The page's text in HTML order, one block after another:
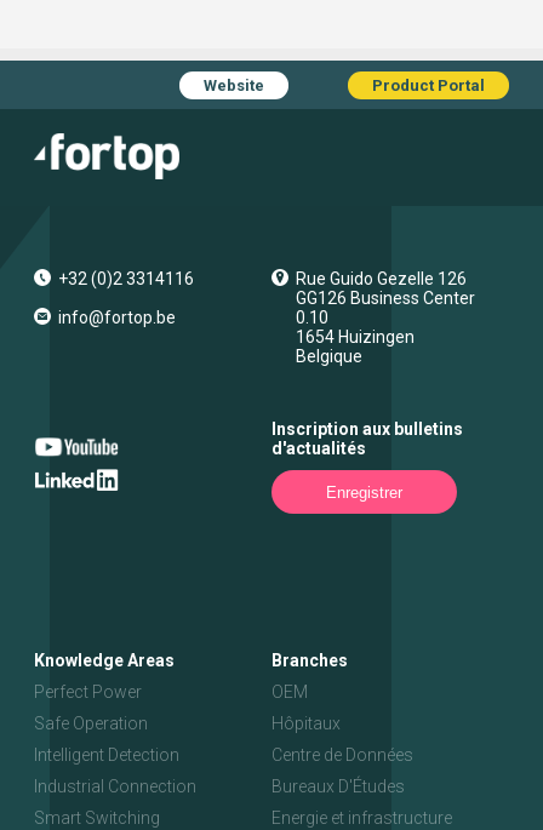
Website Product Portal
+32 (0)2 3314116
info@fortop.be
Rue Guido Gezelle 126
GG126 Business Center
0.10
1654 Huizingen
Belgique
Inscription aux bulletins
d'actualités
Enregistrer
Knowledge Areas
Perfect Power
Safe Operation
Intelligent Detection
Industrial Connection
Smart Switching
Branches
OEM
Hôpitaux
Centre de Données
Bureaux D'Études
Energie et infrastructure